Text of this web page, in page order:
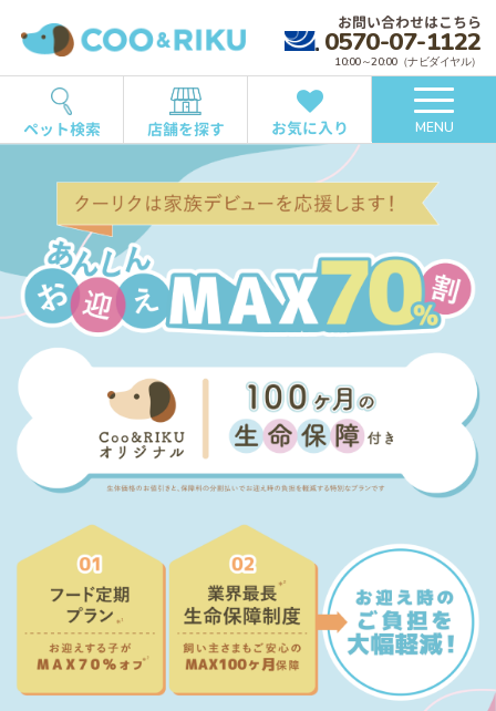
お問い合わせはこちら
0570-07-1122
10:00～20:00（ナビダイヤル）
ペット検索 店舗を探す お気に入り MENU